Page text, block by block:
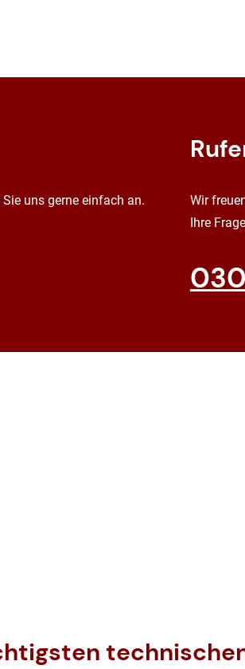
uns gerne einfach an.
Wir
Ihre